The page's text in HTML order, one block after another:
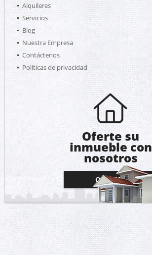
Alquileres
Servicios
Blog
Nuestra Empresa
Contáctenos
Políticas de privacidad
Oferte su
inmueble con
nosotros
OFERTAR